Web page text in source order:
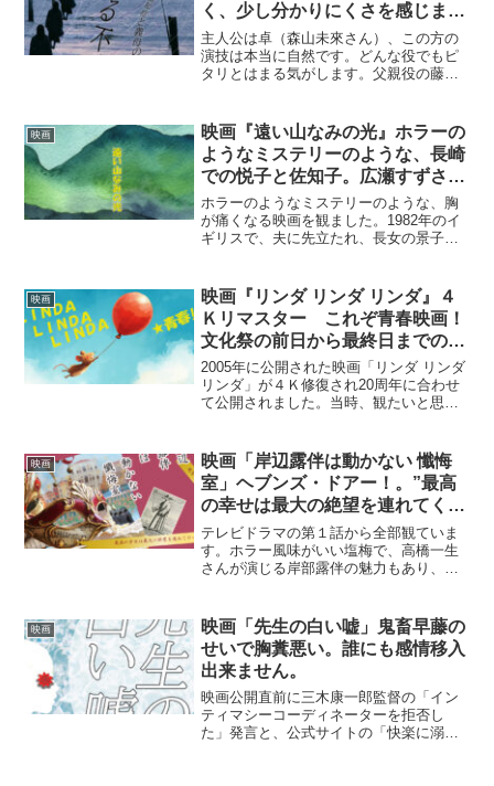
く、少し分かりにくさを感じまし
た。
主人公は卓（森山未來さん）、この方の
演技は本当に自然です。どんな役でもピ
タリとはまる気がします。父親役の藤竜
じゃないって感じです。今回は結婚して
も以前好きだった人が忘れ...
映画
映画『遠い山なみの光』ホラーの
ようなミステリーのような、長崎
での悦子と佐知子。広瀬すずさん
が美しいです。
ホラーのようなミステリーのような、胸
が痛くなる映画を観ました。1982年のイ
ギリスで、夫に先立たれ、長女の景子も
中退した次女のニキ（カミラ・アイコ）
が帰ってきます。悦子...
映画
映画『リンダ リンダ リンダ』４
Ｋリマスター これぞ青春映画！
文化祭の前日から最終日までの３
日か４日の物語。
2005年に公開された映画「リンダ リンダ
リンダ」が４Ｋ修復され20周年に合わせ
て公開されました。当時、観たいと思っ
しました。なので今回、猛暑と冷房で頭
痛になりながら...
映画
映画「岸辺露伴は動かない 懺悔
室」ヘブンズ・ドアー！。”最高
の幸せは最大の絶望を連れてく
る”とは呪いの言葉。朝ドラ「あ
んぱん」で”絶望の隣は希望”って
いうけど、ヤムおんちゃんは「絶
テレビドラマの第１話から全部観ていま
す。ホラー風味がいい塩梅で、高橋一生
さんが演じる岸部露伴の魅力もあり、毎
ネチアでもいいような気がしますが、映
画にならってヴェネツィア...
映画
映画「先生の白い嘘」鬼畜早藤の
せいで胸糞悪い。誰にも感情移入
出来ません。
映画公開直前に三木康一郎監督の「イン
ティマシーコーディネーターを拒否し
た」発言と、公式サイトの「快楽に溺